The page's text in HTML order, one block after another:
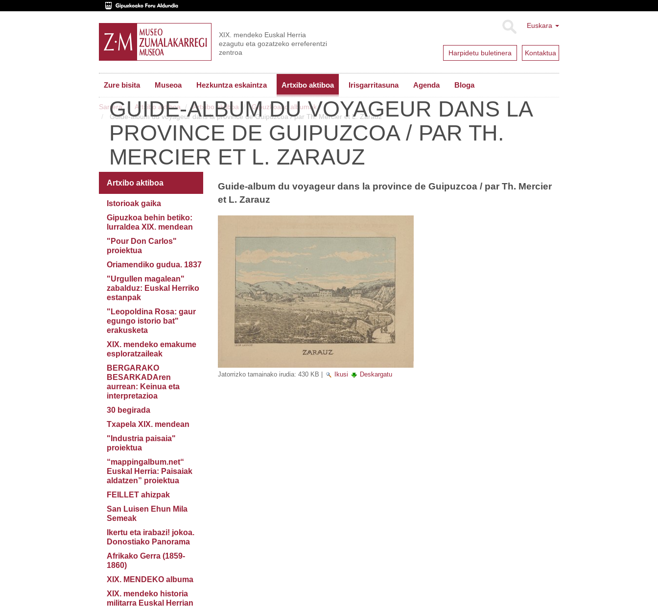
Euskara
Harpidetu buletinera Kontaktua
XIX. mendeko Euskal Herria
ezagutu eta gozatzeko erreferentzi
zentroa
Zure bisita Museoa Hezkuntza eskaintza Artxibo aktiboa Irisgarritasuna Agenda Bloga
Sarrera Artxibo aktiboa Artxibo aktiboa
Gipuzkoako albumak
Guide-album du voyageur dans la province de Guipuzcoa / par Th. Mercier et L. Zarauz
GUIDE-ALBUM DU VOYAGEUR DANS LA
PROVINCE DE GUIPUZCOA / PAR TH.
MERCIER ET L. ZARAUZ
Guide-album du voyageur dans la province de Guipuzcoa / par Th. Mercier
et L. Zarauz
Jatorrizko tamainako irudia: 430 KB Ikusi Deskargatu
Artxibo aktiboa
Istorioak gaika
Gipuzkoa behin betiko:
lurraldea XIX. mendean
"Pour Don Carlos"
proiektua
Oriamendiko gudua. 1837
"Urgullen magalean"
zabalduz: Euskal Herriko
estanpak
"Leopoldina Rosa: gaur
egungo istorio bat"
erakusketa
XIX. mendeko emakume
esploratzaileak
BERGARAKO
BESARKADAren
aurrean: Keinua eta
interpretazioa
30 begirada
Txapela XIX. mendean
"Industria paisaia"
proiektua
“mappingalbum.net“
Euskal Herria: Paisaiak
aldatzen” proiektua
FEILLET ahizpak
San Luisen Ehun Mila
Semeak
Ikertu eta irabazi! jokoa.
Donostiako Panorama
Afrikako Gerra (1859-
1860)
XIX. MENDEKO albuma
XIX. mendeko historia
militarra Euskal Herrian